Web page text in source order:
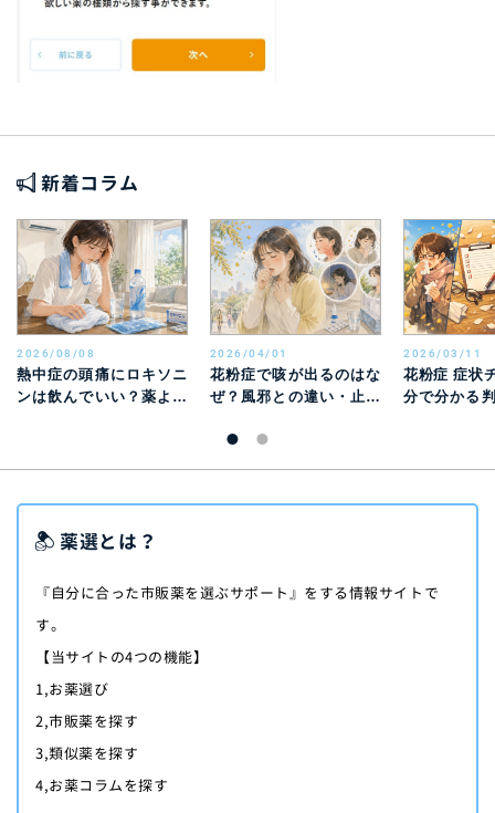
新着コラム
2026/08/08
熱中症の頭痛にロキソニ
ンは飲んでいい？薬より
2026/04/01
花粉症で咳が出るのはな
ぜ？風邪との違い・止ま
2026/03/11
花粉症 症状
分で分かる
薬選とは？
『自分に合った市販薬を選ぶサポート』をする情報サイトで
す。
【当サイトの4つの機能】
1,お薬選び
2,市販薬を探す
3,類似薬を探す
4,お薬コラムを探す